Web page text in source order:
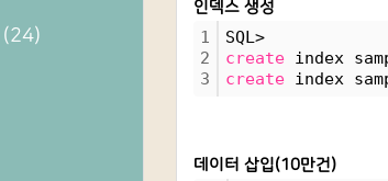
(24)
인덱스 생성
1
2
3
SQL>
create index
create index
데이터 삽입(10만건)